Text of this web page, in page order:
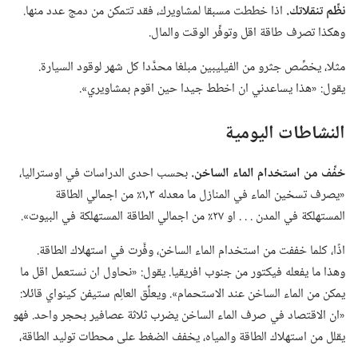
نظِّم تنقلاتك.‏ اذا خططت مسبقا لمشاويرك،‏ فقد تتمكن من دمج عدد منها.‏
وهكذا تصرف طاقة اقل وتوفِّر الوقت والمال.‏
مثلا،‏ يخصِّص جثرو من الفيليبين مبلغا محدَّدا كل شهر لوقود السيارة.‏
يقول:‏ «هذا يساعدني ان اخطط جيدا حين اقوم بمشاويري».‏
النشاطات اليومية
خفِّف من استخدام الماء الساخن.‏بحسب احدى الدراسات في اوستراليا،‏
«يصرف تسخين الماء في المنازل ما معدله ٣‏,١٪ من اجمالي الطاقة
المستهلكة في المدن .‏ .‏ .‏ او ٢٧٪ من اجمالي الطاقة المستهلكة في البيوت».‏
اذًا،‏ كلما خففت من استخدام الماء الساخن،‏ وفَّرت في استهلاك الطاقة.‏
وهذا ما يفعله فيكتور من جنوب افريقيا.‏ يقول:‏ «نحاول ان نستعمل اقل ما
يمكن من الماء الساخن عند الاستحمام».‏ ويعلِّق العالِم ستيفن كينواي قائلا:‏
«ان الاقتصاد في صرف الماء الساخن يضرب ثلاثة عصافير بحجر واحد.‏ فهو
يقلل من استهلاك الطاقة والمياه،‏ يخفف الضغط على محطات توليد الطاقة،‏